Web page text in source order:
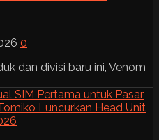
0
dan divisi baru ini, Venom